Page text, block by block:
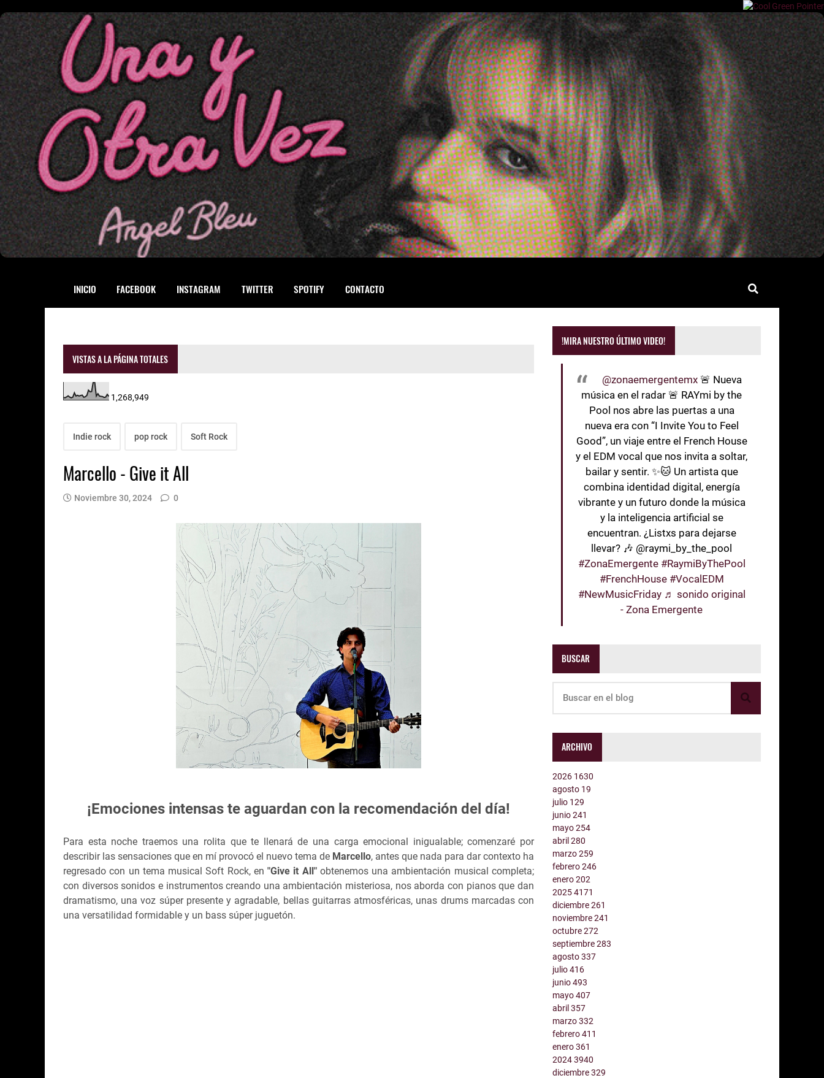
INICIO FACEBOOK INSTAGRAM TWITTER SPOTIFY CONTACTO
VISTAS A LA PÁGINA TOTALES
1,268,949
Indie rock pop rock Soft Rock
Marcello - Give it All
Noviembre 30, 2024 0
¡Emociones intensas te aguardan con la recomendación del día!
Para esta noche traemos una rolita que te llenará de una carga emocional inigualable; comenzaré por
describir las sensaciones que en mí provocó el nuevo tema de Marcello, antes que nada para dar contexto ha
regresado con un tema musical Soft Rock, en"Give it All" obtenemos una ambientación musical completa;
con diversos sonidos e instrumentos creando una ambientación misteriosa, nos aborda con pianos que dan
dramatismo, una voz súper presente y agradable, bellas guitarras atmosféricas, unas drums marcadas con
una versatilidad formidable y un bass súper juguetón.
!MIRA NUESTRO ÚLTIMO VIDEO!
@zonaemergentemx 🚨 Nueva
música en el radar 🚨 RAYmi by the
Pool nos abre las puertas a una
nueva era con “I Invite You to Feel
Good”, un viaje entre el French House
y el EDM vocal que nos invita a soltar,
bailar y sentir. ✨🐱 Un artista que
combina identidad digital, energía
vibrante y un futuro donde la música
y la inteligencia artificial se
encuentran. ¿Listxs para dejarse
llevar? 🎶 @raymi_by_the_pool
#ZonaEmergente #RaymiByThePool
#FrenchHouse #VocalEDM
#NewMusicFriday ♬ sonido original
- Zona Emergente
BUSCAR
ARCHIVO
2026 1630
agosto 19
julio 129
junio241
mayo254
abril280
marzo259
febrero246
enero202
20254171
diciembre261
noviembre241
octubre272
septiembre283
agosto337
julio416
junio493
mayo407
abril357
marzo332
febrero411
enero361
20243940
diciembre329